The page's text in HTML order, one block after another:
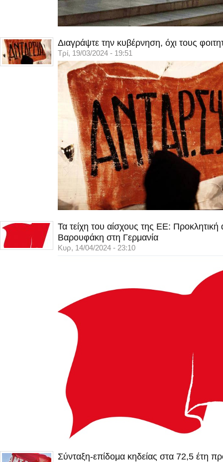
Διαγράψτε την κυβέρνηση, όχι τους
Τρί, 19/03/2024 - 19:51
Τα τείχη του αίσχους της ΕΕ:
Βαρουφάκη στη Γερμανία
Κυρ, 14/04/2024 - 23:10
Σύνταξη-επίδομα κηδείας στα 72,5 έτη